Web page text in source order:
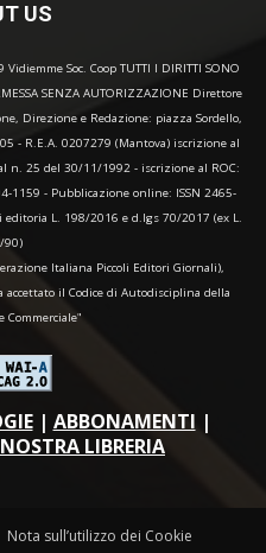
US
Soc. Coop TUTTI I DIRITTI SONO
SENZA AUTORIZZAZIONE Direttore
Direzione e Redazione: piazza Sordello,
- R.E.A. 0207279 (Mantova) iscrizione al
n. 25 del 30/11/1992 - iscrizione al ROC:
1159 - Pubblicazione online: ISSN 2465-
L. 198/2016 e d.lgs 70/2017 (ex L.
90)
Italiana Piccoli Editori Giornali),
il Codice di Autodisciplina della
Commerciale"
| ABBONAMENTI |
LIBRERIA
Nota sull’utilizzo dei Cookie